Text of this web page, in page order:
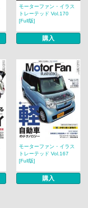
モーターファン・イラス
トレーテッド Vol.170
[Full版]
購入
モーターファン・イラス
トレーテッド Vol.167
[Full版]
購入